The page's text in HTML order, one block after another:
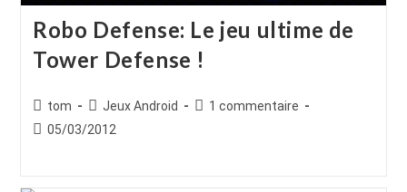
Robo Defense: Le jeu ultime de
Tower Defense !
Auteur/autrice
de
tom
Post
category:
Jeux Android
Commentaires
1 commentaire
Publication
05/03/2012